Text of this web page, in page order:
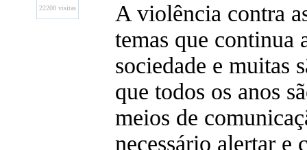
22208 visitas
A violência contra
temas que continua
sociedade e muitas
que todos os anos
meios de
necessário alertar e